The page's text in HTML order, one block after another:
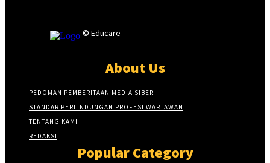
© Educare
About Us
PEDOMAN PEMBERITAAN MEDIA SIBER
STANDAR PERLINDUNGAN PROFESI WARTAWAN
TENTANG KAMI
REDAKSI
Popular Category